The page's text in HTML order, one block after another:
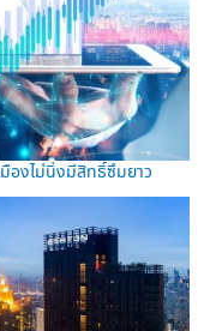
องไม่นิ่งมีสิทธิ์ซึมยาว